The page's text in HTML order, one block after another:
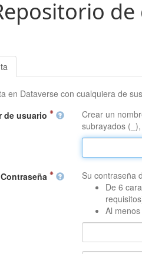
en Dataverse con cualquiera de
de usuario
Crear un
subrayados
Contraseña
Su contraseña
De 6
Al